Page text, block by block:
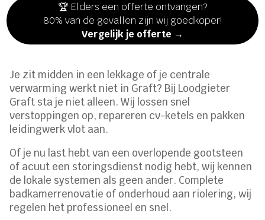
🏆 Elders een offerte ontvangen?
80% van de gevallen zijn wij goedkoper!
Vergelijk je offerte →
Je zit midden in een lekkage of je centrale
verwarming werkt niet in Graft? Bij Loodgieter
Graft sta je niet alleen.​ Wij lossen snel
verstoppingen op, repareren cv-ketels en pakken
leidingwerk vlot aan.​
Of je nu last hebt van een overlopende gootsteen
of acuut een storingsdienst nodig hebt, wij kennen
de lokale systemen als geen ander.​ Complete
badkamerrenovatie of onderhoud aan riolering, wij
regelen het professioneel en snel.​